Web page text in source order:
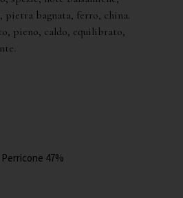
pietra bagnata, ferro, china.
pieno, caldo, equilibrato,
47%